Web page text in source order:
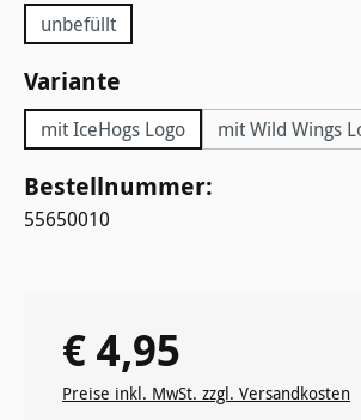
unbefüllt
Variante
mit IceHogs Logo mit Wild Wings
Bestellnummer:
55650010
Regulärer Preis:
€ 4,95
Preise inkl. MwSt. zzgl. Versandkosten